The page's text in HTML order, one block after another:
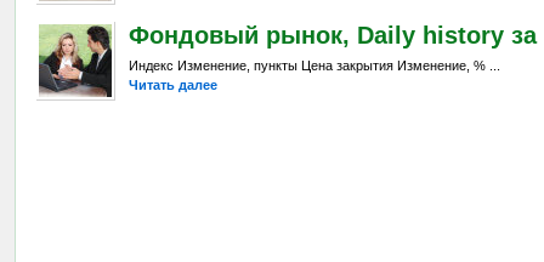
Фондовый рынок, Daily history за
Индекс Изменение, пункты Цена закрытия Изменение, % ...
Читать далее